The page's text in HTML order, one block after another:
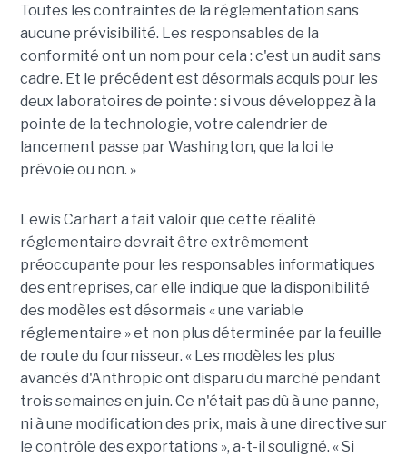
Toutes les contraintes de la réglementation sans
aucune prévisibilité. Les responsables de la
conformité ont un nom pour cela : c'est un audit sans
cadre. Et le précédent est désormais acquis pour les
deux laboratoires de pointe : si vous développez à la
pointe de la technologie, votre calendrier de
lancement passe par Washington, que la loi le
prévoie ou non. »
Lewis Carhart a fait valoir que cette réalité
réglementaire devrait être extrêmement
préoccupante pour les responsables informatiques
des entreprises, car elle indique que la disponibilité
des modèles est désormais « une variable
réglementaire » et non plus déterminée par la feuille
de route du fournisseur. « Les modèles les plus
avancés d'Anthropic ont disparu du marché pendant
trois semaines en juin. Ce n'était pas dû à une panne,
ni à une modification des prix, mais à une directive sur
le contrôle des exportations », a-t-il souligné. « Si